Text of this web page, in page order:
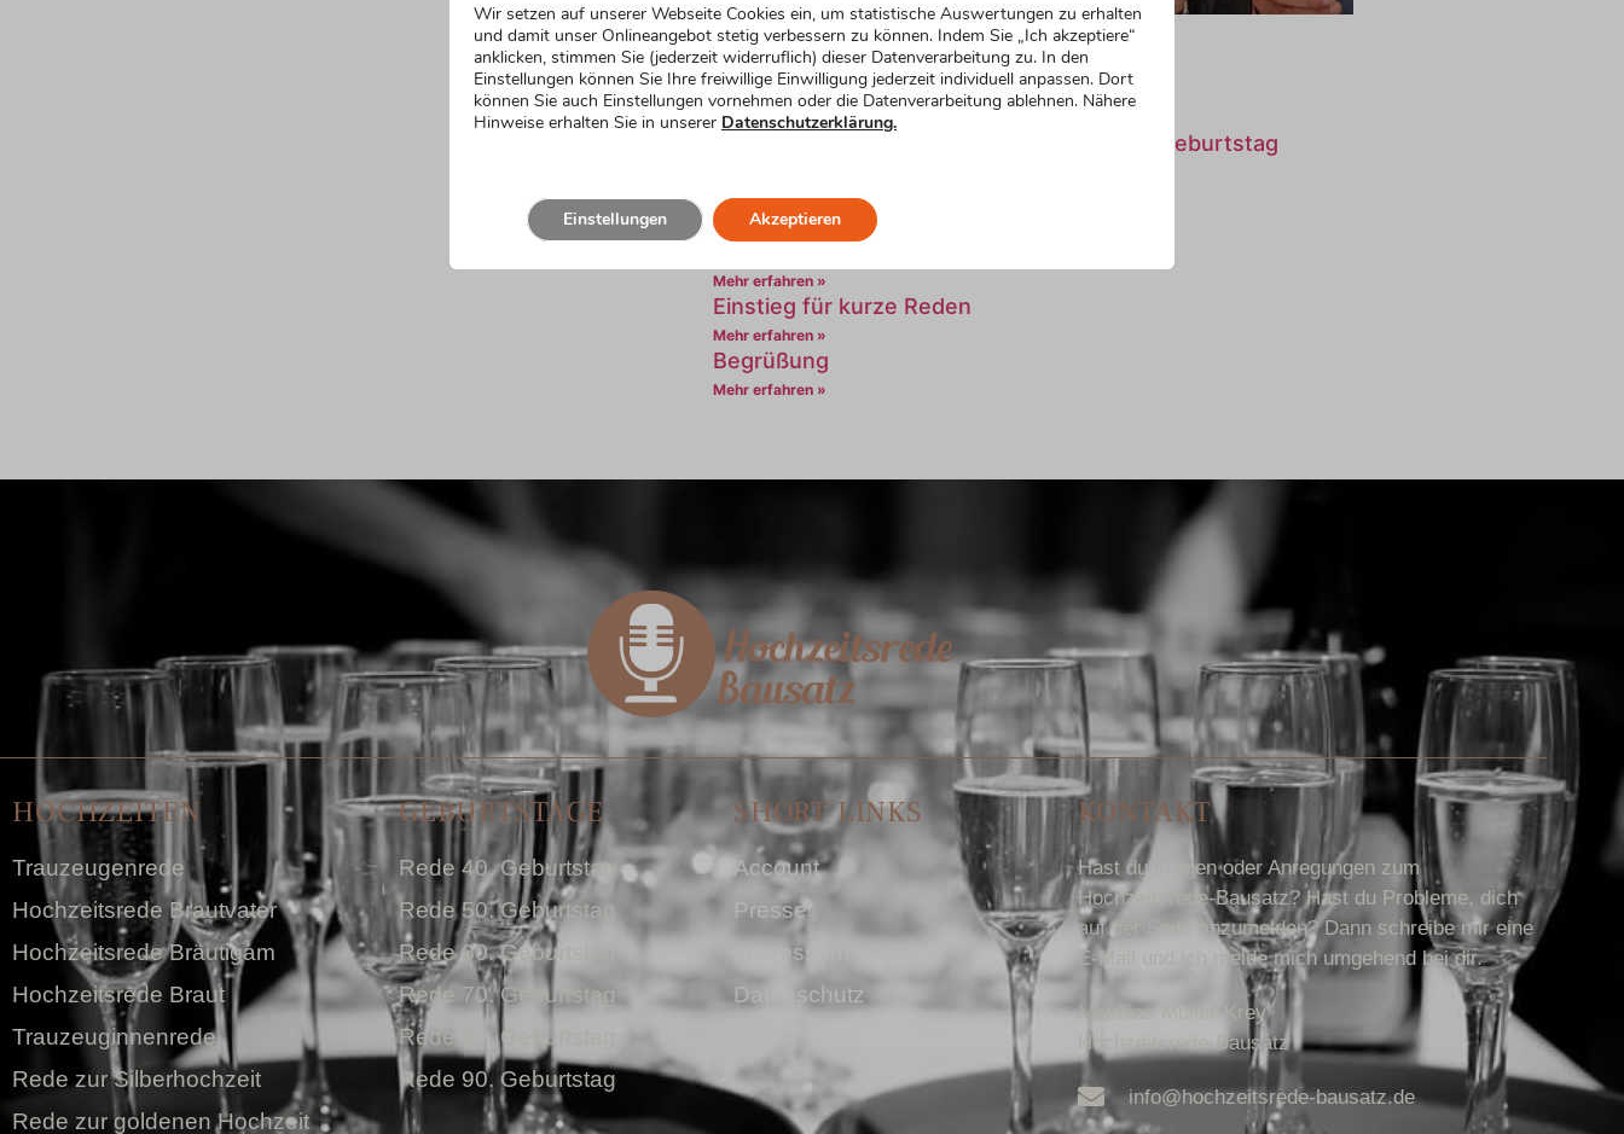
Noch mehr lustige
Formulierungsvorschläge
Humorvoller Einstieg für die Rede zum 70. Geburtstag
Emotionaler Einstieg
Mehr erfahren »
Mehr erfahren »
Einstieg für kurze Reden
Mehr erfahren »
Begrüßung
Mehr erfahren »
HOCHZEITEN
Trauzeugenrede
Hochzeitsrede Brautvater
Hochzeitsrede Bräutigam
Hochzeitsrede Braut
Trauzeuginnenrede
Rede zur Silberhochzeit
Rede zur goldenen Hochzeit
GEBURTSTAGE
Rede 40. Geburtstag
Rede 50. Geburtstag
Rede 60. Geburtstag
Rede 70. Geburtstag
Rede 80. Geburtstag
Rede 90. Geburtstag
SHORT LINKS
Account
Presse
Impressum I AGB
Datenschutz
KONTAKT
Hast du Fragen oder Anregungen zum
Hochzeitsrede-Bausatz? Hast du Probleme, dich
auf der Seite anzumelden? Dann schreibe mir eine
E-Mail und ich melde mich umgehend bei dir.
Matthias Müller-Krey
Hochzeitsrede-Bausatz
info@hochzeitsrede-bausatz.de
Wir setzen auf unserer Webseite Cookies ein, um statistische Auswertungen zu erhalten
und damit unser Onlineangebot stetig verbessern zu können. Indem Sie „Ich akzeptiere“
anklicken, stimmen Sie (jederzeit widerruflich) dieser Datenverarbeitung zu. In den
Einstellungen können Sie Ihre freiwillige Einwilligung jederzeit individuell anpassen. Dort
können Sie auch Einstellungen vornehmen oder die Datenverarbeitung ablehnen. Nähere
Hinweise erhalten Sie in unserer Datenschutzerklärung.
Akzeptieren
Einstellungen